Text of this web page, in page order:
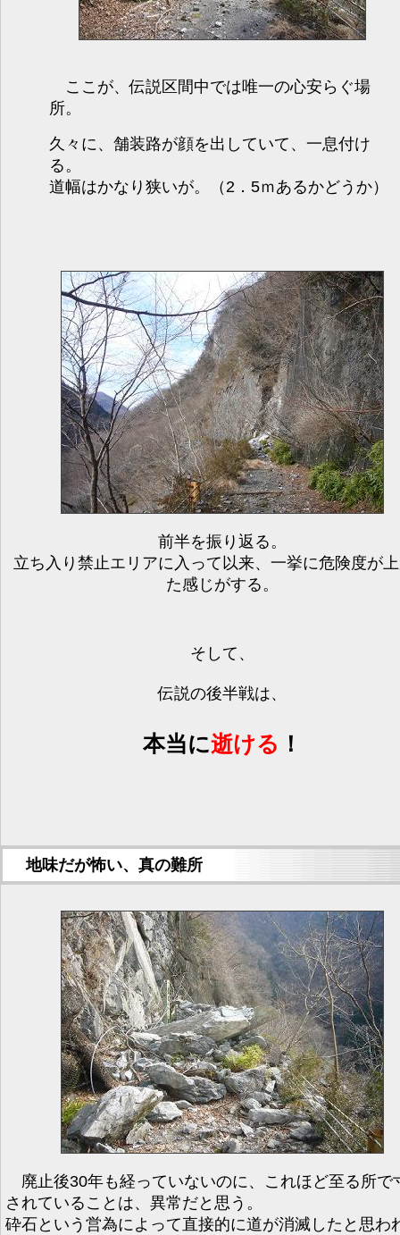
ここが、伝説区間中では唯一の心安らぐ場
所。
久々に、舗装路が顔を出していて、一息付け
る。
道幅はかなり狭いが。（2．5ｍあるかどうか）
前半を振り返る。
立ち入り禁止エリアに入って以来、一挙に危険度が
た感じがする。
そして、
伝説の後半戦は、
本当に逝ける ！
地味だが怖い、真の難所
廃止後30年も経っていないのに、これほど至る所で
されていることは、異常だと思う。
砕石という営為によって直接的に道が消滅したと思わ